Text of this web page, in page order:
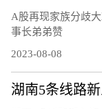
A股再现家族分歧
事长弟弟赞
2023-08-08
湖南5条线路